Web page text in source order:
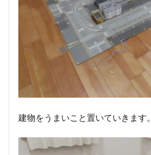
建物をうまいこと置いていきます。